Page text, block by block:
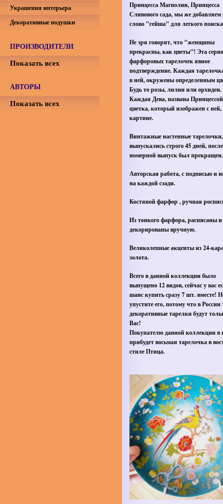
Принцесса Магнолии, Принцесса
Сливового сада, мы же добавляем
слово "гейша" для легкого
Не зря говорят, что "женщины
прекрасны, как цветы"! Эта
фарфоровых тарелочек явное
подтверждение. Каждая
в ней, окружены определенным
Будь то розы, лилии или орхидеи.
Каждая Дева, названа Принцессой
цветка, который изображен с ней,
картине.
Винтажные настенные тарелочки,
выпускались строго 45 дней,
номерной выпуск был прекращен.
Авторская работа, с подписью и
на каждой сзади.
Костяной фарфор , ручная
Из тонкого фарфора, расписаны и
декорированы вручную.
Великолепные акценты из 24-
золота.
Всего в данной коллекции было
выпущено 12 видов, сейчас у вас
шанс купить сразу 7 шт. вместе!
упустите его, потому что в России
декоративные тарелки будут
Вас!
Покупателю данной коллекции в
прибудет восьмая тарелочка в
стиле Птица.
Украшения интерьера
Декоративные подушки
ПРОИЗВОДИТЕЛИ
Показать всех
АВТОРЫ
Показать всех